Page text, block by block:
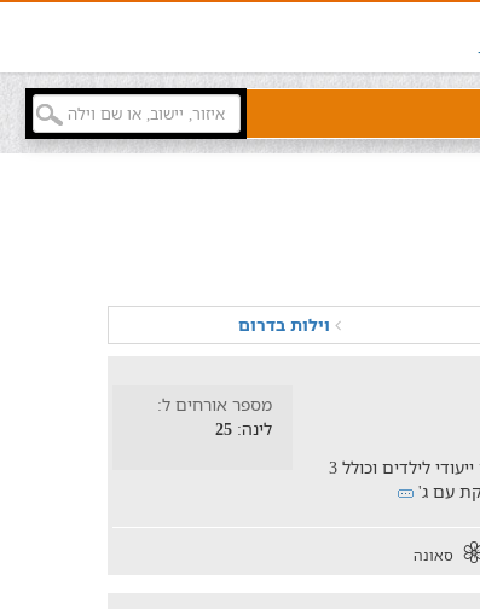
וילות בדרום
הנופשים בוילה יהנו מ- 6 חדרי שינה, כאשר אחד מהם ייעודי לילדים וכולל 3
עם ג'
מספר אורחים ל:
לינה:25
סאונה